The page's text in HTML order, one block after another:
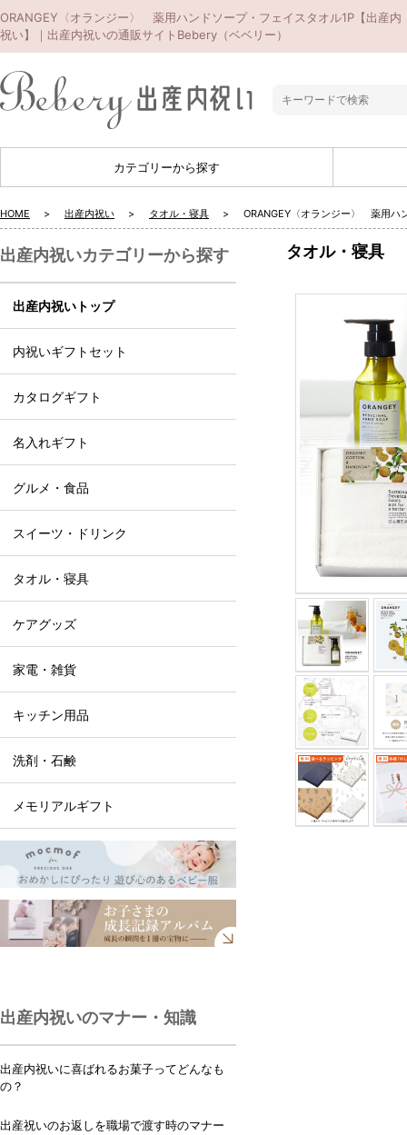
ORANGEY〈オランジー〉 薬用ハンドソープ・フェイスタオル1P【出産内
祝い】｜出産内祝いの通販サイトBebery（ベベリー）
カテゴリーから探す
HOME 出産内祝い タオル・寝具 ORANGEY〈オランジー〉 薬用ハ
タオル・寝具
出産内祝いカテゴリーから探す
出産内祝いトップ
内祝いギフトセット
カタログギフト
名入れギフト
グルメ・食品
スイーツ・ドリンク
タオル・寝具
ケアグッズ
家電・雑貨
キッチン用品
洗剤・石鹸
メモリアルギフト
出産内祝いのマナー・知識
出産内祝いに喜ばれるお菓子ってどんなも
の？
出産祝いのお返しを職場で渡す時のマナー